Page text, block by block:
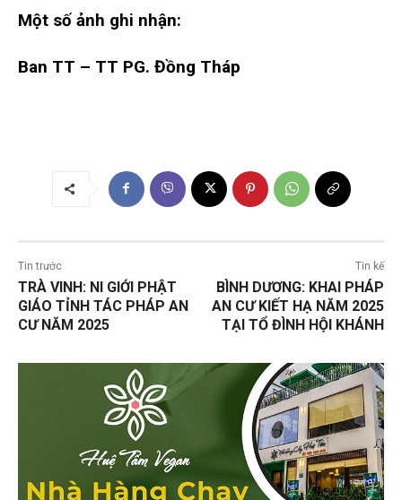
Một số ảnh ghi nhận:
Ban TT – TT PG. Đồng Tháp
Tin trước
TRÀ VINH: NI GIỚI PHẬT
GIÁO TỈNH TÁC PHÁP AN
CƯ NĂM 2025
Tin kế
BÌNH DƯƠNG: KHAI PHÁP
AN CƯ KIẾT HẠ NĂM 2025
TẠI TỔ ĐÌNH HỘI KHÁNH